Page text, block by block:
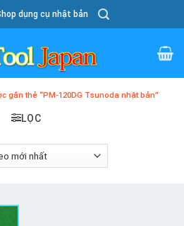
dụng cụ nhật bản
gắn thẻ “PM-120DG Tsunoda nhật bản”
LỌC